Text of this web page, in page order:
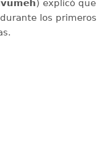
) explicó que
los primeros